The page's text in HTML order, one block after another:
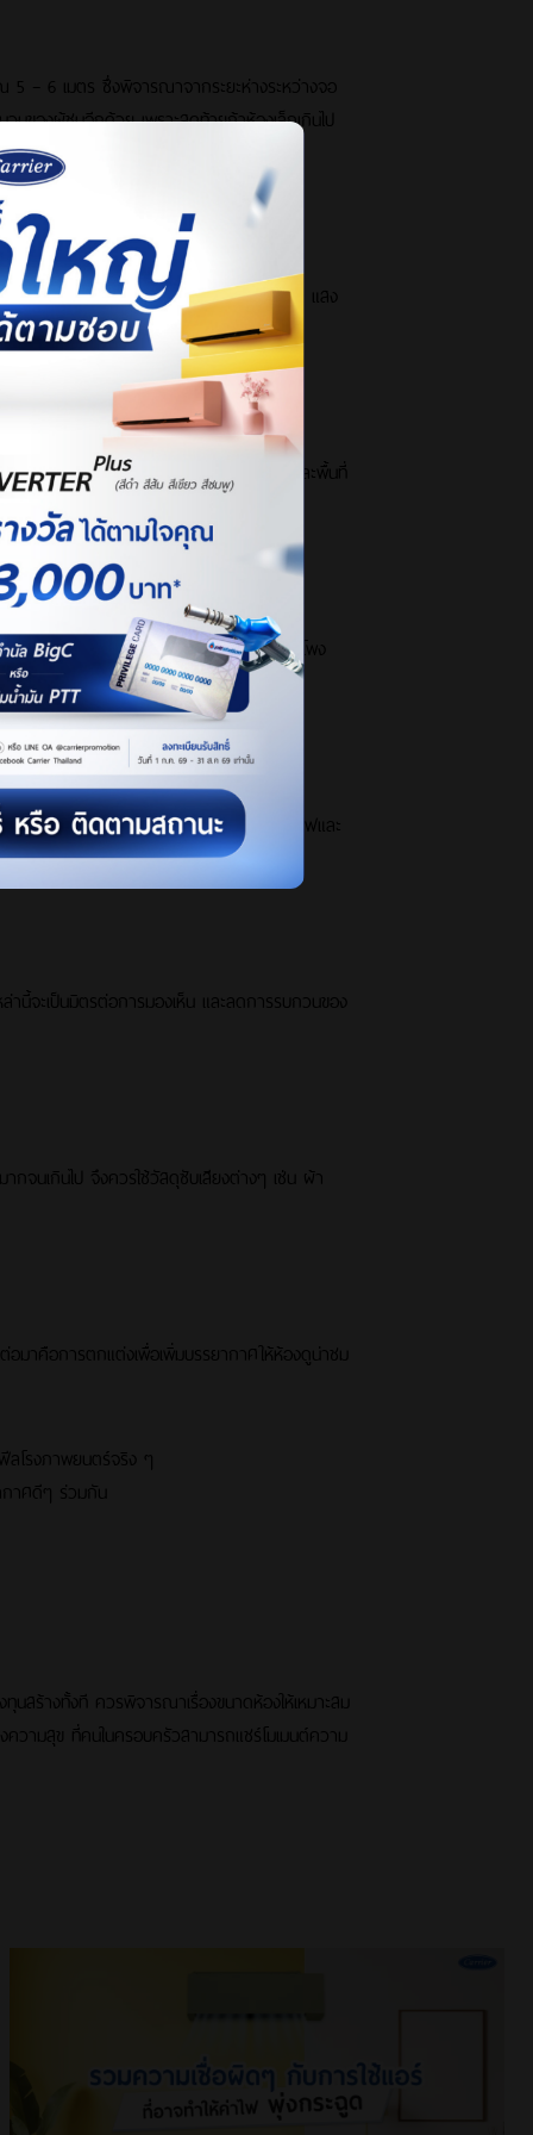
5 – 6 เมตร ซึ่งพิจารณาจากระยะห่างระหว่างจอ
ของผู้ชมอีกด้วย เพราะสุดท้ายถ้าห้องเล็กเกินไป
ผังโครงสร้างที่ต้องละเอียดและรอบด้าน เช่น แสง
าจเป็นตัวเลือกที่เหมาะกว่า ขึ้นอยู่กับขนาดและพื้นที่
หน่งที่เหมาะสม นั่งให้สอดคล้องกับจอและลำโพง
XInverter Plus ที่มาพร้อมระบบประหยัดไฟและ
จะเป็นมิตรต่อการมองเห็น และลดการรบกวนของ
กจนเกินไป จึงควรใช้วัสดุซับเสียงต่างๆ เช่น ผ้า
าคือการตกแต่งเพื่อเพิ่มบรรยากาศให้ห้องดูน่าชม
ลโรงภาพยนตร์จริง ๆ
าศดีๆ ร่วมกัน
สร้างทั้งที ควรพิจารณาเรื่องขนาดห้องให้เหมาะสม
วามสุข ที่คนในครอบครัวสามารถแชร์โมเมนต์ความ